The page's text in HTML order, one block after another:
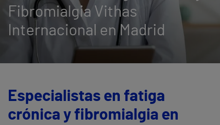
Fibromialgia Vithas
Internacional en Madrid
Especialistas en fatiga
crónica y fibromialgia en